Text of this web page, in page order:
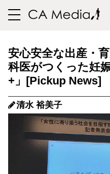
toggle
安心安全な出産・
科医がつくった妊
+」
清水 裕美子